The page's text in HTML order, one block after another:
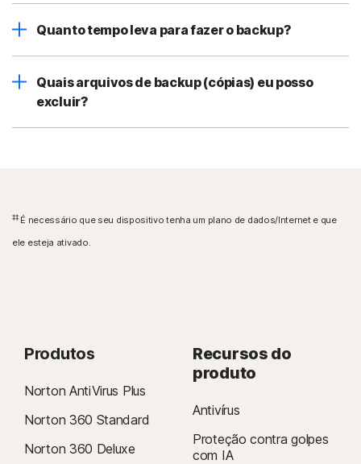
Quanto tempo leva para fazer o backup?
Quais arquivos de backup (cópias) eu posso
excluir?
‡‡É necessário que seu dispositivo tenha um plano de dados/Internet e que
ele esteja ativado.
Produtos
Norton AntiVirus Plus
Norton 360 Standard
Norton 360 Deluxe
Recursos do
produto
Antivírus
Proteção contra golpes
com IA